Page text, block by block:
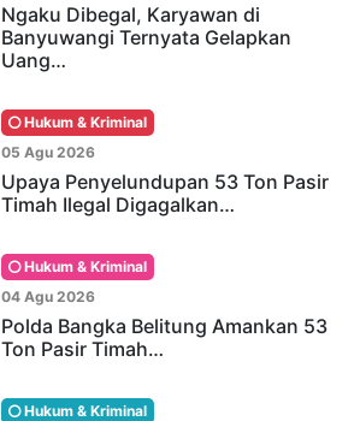
Ngaku Dibegal, Karyawan di
Banyuwangi Ternyata Gelapkan
Uang…
Hukum & Kriminal
05 Agu 2026
Upaya Penyelundupan 53 Ton Pasir
Timah Ilegal Digagalkan…
Hukum & Kriminal
04 Agu 2026
Polda Bangka Belitung Amankan 53
Ton Pasir Timah…
Hukum & Kriminal